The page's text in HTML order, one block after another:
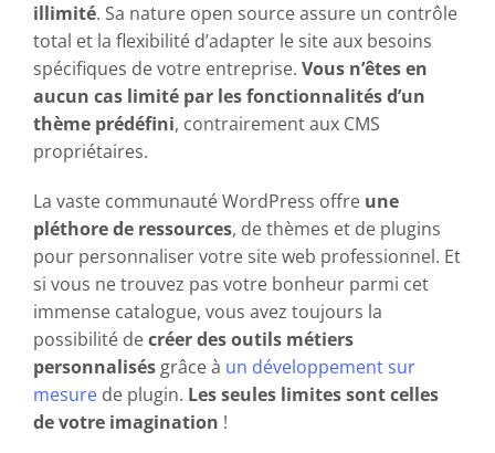
illimité. Sa nature open source assure un contrôle
total et la flexibilité d’adapter le site aux besoins
spécifiques de votre entreprise. Vous n’êtes en
aucun cas limité par les fonctionnalités d’un
thème prédéfini, contrairement aux CMS
propriétaires.
La vaste communauté WordPress offre une
pléthore de ressources, de thèmes et de plugins
pour personnaliser votre site web professionnel. Et
si vous ne trouvez pas votre bonheur parmi cet
immense catalogue, vous avez toujours la
possibilité decréer des outils métiers
personnalisésgrâce à un développement sur
mesurede plugin. Les seules limites sont celles
de votre imagination !